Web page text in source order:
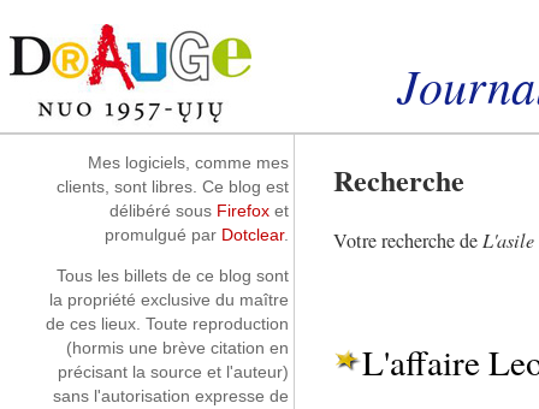
Recherche
Votre recherche de
L'affaire
Mes logiciels, comme mes
clients, sont libres. Ce blog est
délibéré sous Firefox et
promulgué par Dotclear.
Tous les billets de ce blog sont
la propriété exclusive du maître
de ces lieux. Toute reproduction
(hormis une brève citation en
précisant la source et l'auteur)
sans l'autorisation expresse de